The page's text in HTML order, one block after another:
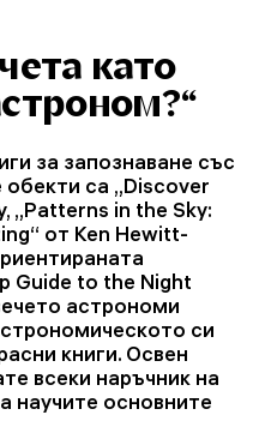
като
за запознаване със
са „Discover
„Patterns in the Sky:
от Ken Hewitt-
Guide to the Night
астрономи
си
книги. Освен
всеки наръчник на
научите основните